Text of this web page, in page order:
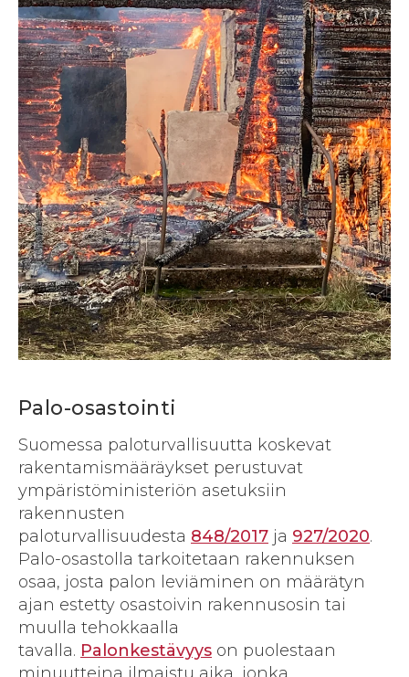
Palo-osastointi
Suomessa paloturvallisuutta koskevat
rakentamismääräykset perustuvat
ympäristöministeriön asetuksiin
rakennusten
paloturvallisuudesta 848/2017 ja 927/2020.
Palo-osastolla tarkoitetaan rakennuksen
osaa, josta palon leviäminen on määrätyn
ajan estetty osastoivin rakennusosin tai
muulla tehokkaalla
tavalla. Palonkestävyys on puolestaan
minuutteina ilmaistu aika, jonka